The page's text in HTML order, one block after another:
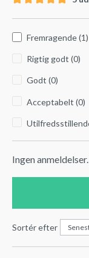
Fremragende (1)
Rigtig godt (0)
Godt (0)
Acceptabelt (0)
Ingen
Sortér efter